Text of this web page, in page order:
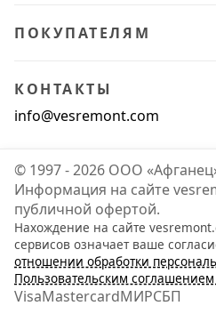
Инженерная сантехника
ПОКУПАТЕЛЯМ
КОНТАКТЫ
info@vesremont.com
© 1997 - 2026 ООО
Информация на сайте
публичной офертой.
Нахождение на сайте
сервисов означает ваше
отношении обработки
Пользовательским соглашением
VisaMastercardМИРСБП